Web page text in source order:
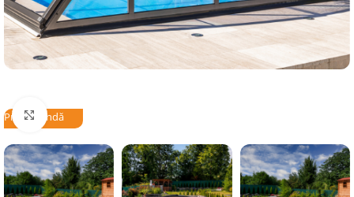
PrecomandăClick to enlarge